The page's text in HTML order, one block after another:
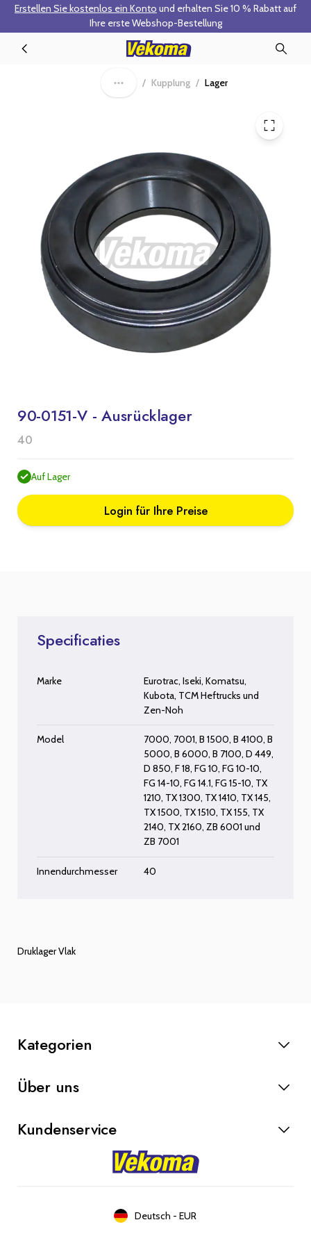
Zum Hauptinhalt springen
Erstellen Sie kostenlos ein Konto und erhalten Sie 10 % Rabatt auf
Ihre erste Webshop-Bestellung
90-0151-V - Ausrücklager
/ Kupplung / Lager
90-0151-V - Ausrücklager
40
Auf Lager
Login für Ihre Preise
Specificaties
Marke Eurotrac,Iseki,Komatsu,
Kubota, TCM Heftrucks und
Zen-Noh
Model 7000, 7001,B 1500,B 4100,B
5000,B 6000,B 7100,D 449,
D 850,F 18,FG 10,FG 10-10,
FG 14-10,FG 14.1,FG 15-10, TX
1210, TX 1300, TX 1410, TX 145,
TX 1500, TX 1510, TX 155, TX
2140, TX 2160,ZB 6001 und
ZB 7001
Innendurchmesser 40
Druklager Vlak
Kategorien
Anlasser
Über uns
Bremsteile
Kundenservice
Deutsch -EUR